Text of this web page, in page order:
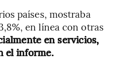
países, mostraba
en línea con otras
en servicios,
el informe.